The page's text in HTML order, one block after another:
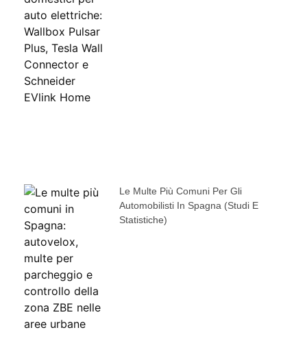
Le Multe Più Comuni Per Gli
Automobilisti In Spagna (studi E
Statistiche)